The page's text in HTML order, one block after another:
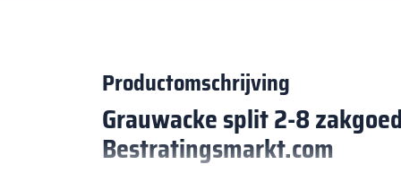
Productomschrijving
Grauwacke split 2-8
Bestratingsmarkt.com